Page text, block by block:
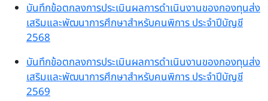
บันทึกข้อตกลงการประเมินผลการดำเนินงานของกองทุนส่ง
เสริมและพัฒนาการศึกษาสำหรับคนพิการ ประจำปีบัญชี
2568
บันทึกข้อตกลงการประเมินผลการดำเนินงานของกองทุนส่ง
เสริมและพัฒนาการศึกษาสำหรับคนพิการ ประจำปีบัญชี
2569